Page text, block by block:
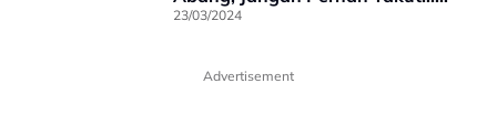
Kamu Tak Sendirian"
23/03/2024
Advertisement